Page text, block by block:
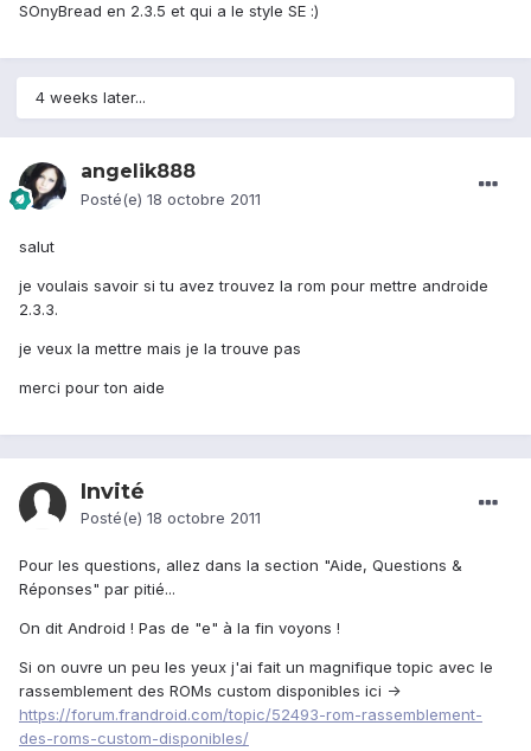
SOnyBread en 2.3.5 et qui a le style SE :)
4 weeks later...
angelik888
Posté(e) 18 octobre 2011
salut
je voulais savoir si tu avez trouvez la rom pour mettre androide
2.3.3.
je veux la mettre mais je la trouve pas
merci pour ton aide
Invité
Posté(e) 18 octobre 2011
Pour les questions, allez dans la section "Aide, Questions &
Réponses" par pitié...
On dit Android ! Pas de "e" à la fin voyons !
Si on ouvre un peu les yeux j'ai fait un magnifique topic avec le
rassemblement des ROMs custom disponibles ici ->
https://forum.frandroid.com/topic/52493-rom-rassemblement-
des-roms-custom-disponibles/